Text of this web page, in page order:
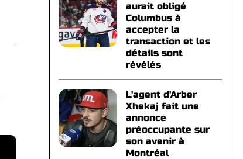
aurait obligé
Columbus à
accepter la
transaction et les
détails sont
révélés
L'agent d'Arber
Xhekaj fait une
annonce
préoccupante sur
son avenir à
Montréal